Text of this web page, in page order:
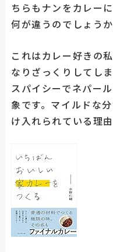
ちらもナンをカレー
何が違うのでしょうか
これはカレー好きの
なりざっくりしてし
スパイシーでネパー
象です。マイルドな
け入れられている理